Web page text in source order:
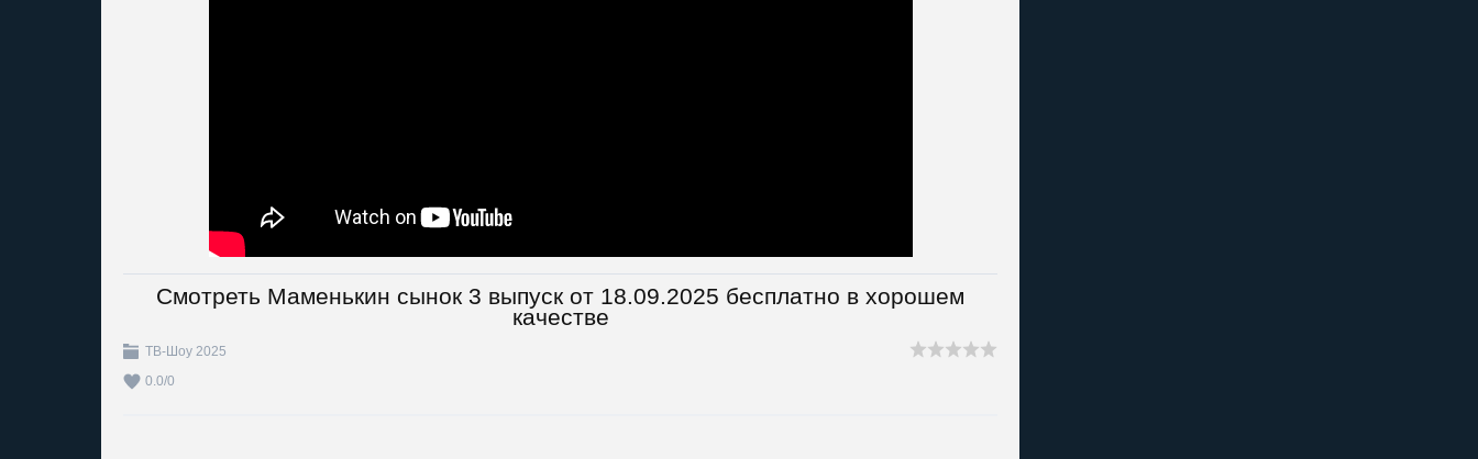
Смотреть Маменькин сынок 3 выпуск от 18.09.2025 бесплатно в хорошем
качестве
ТВ-Шоу 2025
0.0/0